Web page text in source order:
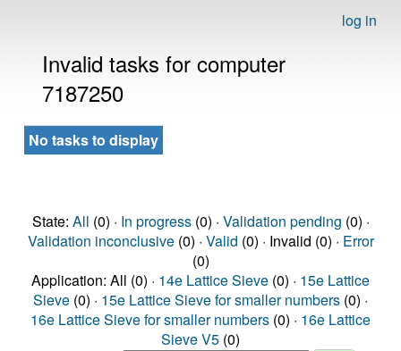
log in
Invalid tasks for computer
7187250
No tasks to display
State: All (0) · In progress(0) · Validation pending (0) ·
Validation inconclusive(0) · Valid (0) · Invalid (0) · Error
(0)
Application: All (0) · 14e Lattice Sieve (0) · 15e Lattice
Sieve (0) · 15e Lattice Sieve for smaller numbers (0) ·
16e Lattice Sieve for smaller numbers (0) · 16e Lattice
Sieve V5 (0)